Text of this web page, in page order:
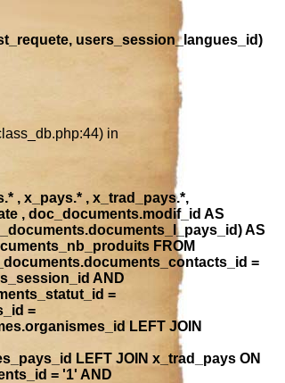
users_session_langues_id)
in
, x_pays.* , x_trad_pays.*,
, doc_documents.modif_id AS
AS
FROM
=
AND
=
=
LEFT JOIN
LEFT JOIN x_trad_pays ON
= '1' AND